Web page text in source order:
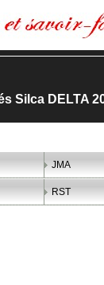
Silca DELTA
JMA
RST